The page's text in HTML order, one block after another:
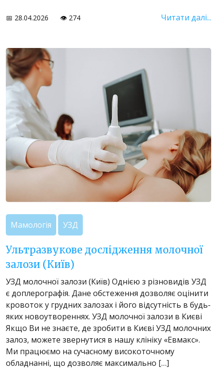
📅 28.04.2026 👁️ 274 Читати далі...
Мамологія УЗД
Ультразвукове дослідження молочної
залози (Київ)
УЗД молочної залози (Київ) Однією з різновидів УЗД
є доплерографія. Дане обстеження дозволяє оцінити
кровоток у грудних залозах і його відсутність в будь-
яких новоутвореннях. УЗД молочної залози в Києві
Якщо Ви не знаєте, де зробити в Києві УЗД молочних
залоз, можете звернутися в нашу клініку «Евмакс».
Ми працюємо на сучасному високоточному
обладнанні, що дозволяє максимально […]